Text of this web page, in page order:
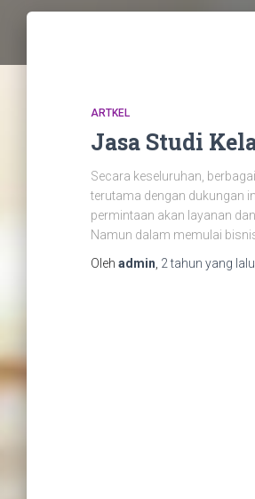
ARTKEL
Jasa Studi
Secara keseluruhan,
terutama dengan dukungan
permintaan akan layanan
Namun dalam memulai
Oleh admin 2 tahun yang lalu